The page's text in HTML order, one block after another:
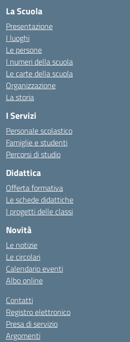
La Scuola
Presentazione
I luoghi
Le persone
I numeri della scuola
Le carte della scuola
Organizzazione
La storia
I Servizi
Personale scolastico
Famiglie e studenti
Percorsi di studio
Didattica
Offerta formativa
Le schede didattiche
I progetti delle classi
Novità
Le notizie
Le circolari
Calendario eventi
Albo online
Contatti
Registro elettronico
Presa di servizio
Argomenti